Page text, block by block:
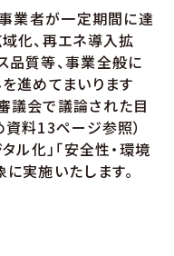
事業者が一定期間に達
化、再エネ導入拡
品質等、事業全般に
進めてまいります
議会で議論された目
料13ページ参照）
ル化」「安全性・環境
実施いたします。